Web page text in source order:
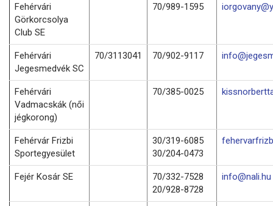
Fehérvári
Görkorcsolya
Club SE
70/989-1595
Fehérvári
Jegesmedvék SC
70/3113041 70/902-9117
Fehérvári
Vadmacskák (női
jégkorong)
70/385-0025
Fehérvár Frizbi
Sportegyesület
30/319-6085
30/204-0473
Fejér Kosár SE
70/332-7528
20/928-8728
info@nali.hu